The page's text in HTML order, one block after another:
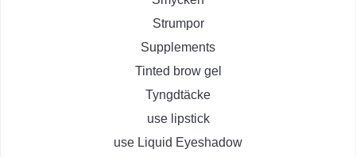
Strumpor
Supplements
Tinted brow gel
Tyngdtäcke
use lipstick
use Liquid Eyeshadow